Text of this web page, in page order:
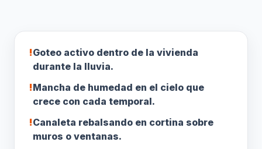
!Goteo activo dentro de la vivienda
durante la lluvia.
!Mancha de humedad en el cielo que
crece con cada temporal.
!Canaleta rebalsando en cortina sobre
muros o ventanas.